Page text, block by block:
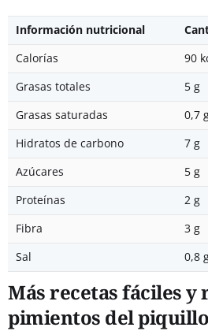
Información nutricional
Calorías
90
Grasas totales
5 g
Grasas saturadas
0,7
Hidratos de carbono
7 g
Azúcares
5 g
Proteínas
2 g
Fibra
3 g
Sal
0,8
Más recetas fáciles y
pimientos del piquillo